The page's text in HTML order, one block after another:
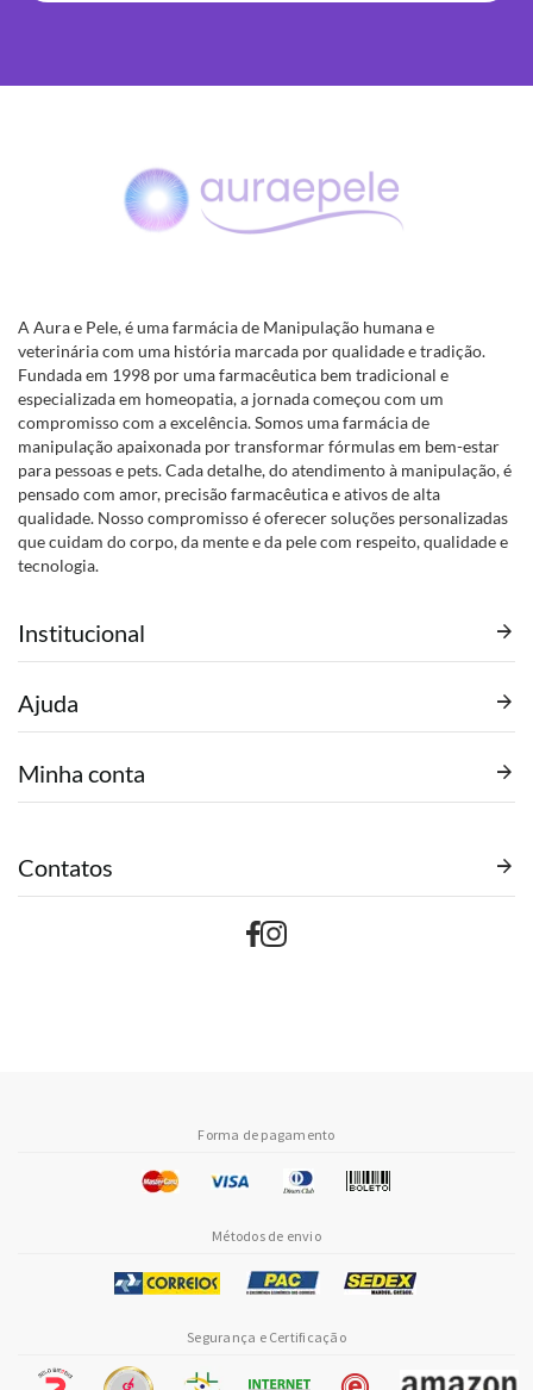
A Aura e Pele, é uma farmácia de Manipulação humana e
veterinária com uma história marcada por qualidade e tradição.
Fundada em 1998 por uma farmacêutica bem tradicional e
especializada em homeopatia, a jornada começou com um
compromisso com a excelência. Somos uma farmácia de
manipulação apaixonada por transformar fórmulas em bem-estar
para pessoas e pets. Cada detalhe, do atendimento à manipulação, é
pensado com amor, precisão farmacêutica e ativos de alta
qualidade. Nosso compromisso é oferecer soluções personalizadas
que cuidam do corpo, da mente e da pele com respeito, qualidade e
tecnologia.
Institucional
Ajuda
Minha conta
Contatos
Forma de pagamento
Métodos de envio
Segurança e Certificação